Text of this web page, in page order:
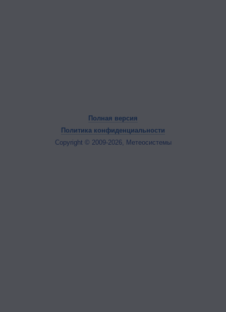
Полная версия
Политика конфиденциальности
Copyright © 2009-2026, Метеосистемы